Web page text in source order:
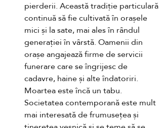
pierderii. Această tradiție particulară
continuă să fie cultivată în orașele
mici și la sate, mai ales în rândul
generației în vârstă. Oamenii din
orașe angajează firme de servicii
funerare care se îngrijesc de
cadavre, haine și alte îndatoriri.
Moartea este încă un tabu.
Societatea contemporană este mult
mai interesată de frumusețea și